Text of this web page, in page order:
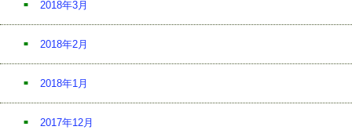
2018年3月
2018年2月
2018年1月
2017年12月